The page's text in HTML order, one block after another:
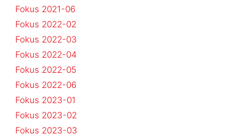
Fokus 2021-06
Fokus 2022-02
Fokus 2022-03
Fokus 2022-04
Fokus 2022-05
Fokus 2022-06
Fokus 2023-01
Fokus 2023-02
Fokus 2023-03